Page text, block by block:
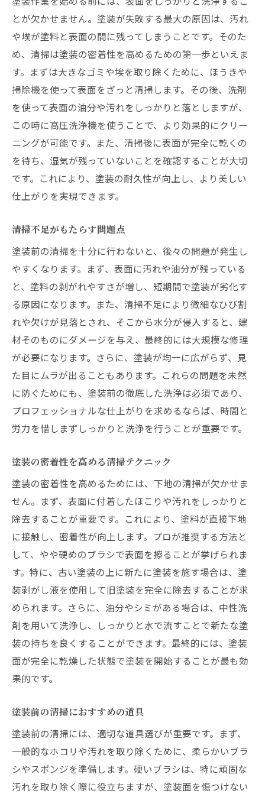
とが欠かせません。塗装が失敗する最大の原因は、汚れ
や埃が塗料と表面の間に残ってしまうことです。そのた
め、清掃は塗装の密着性を高めるための第一歩といえま
す。まずは大きなゴミや埃を取り除くために、ほうきや
掃除機を使って表面をざっと清掃します。その後、洗剤
を使って表面の油分や汚れをしっかりと落としますが、
この時に高圧洗浄機を使うことで、より効果的にクリー
ニングが可能です。また、清掃後に表面が完全に乾くの
を待ち、湿気が残っていないことを確認することが大切
です。これにより、塗装の耐久性が向上し、より美しい
仕上がりを実現できます。
清掃不足がもたらす問題点
塗装前の清掃を十分に行わないと、後々の問題が発生し
やすくなります。まず、表面に汚れや油分が残っている
と、塗料の剥がれやすさが増し、短期間で塗装が劣化す
る原因になります。また、清掃不足により微細なひび割
れや欠けが見落とされ、そこから水分が侵入すると、建
材そのものにダメージを与え、最終的には大規模な修理
が必要になります。さらに、塗装が均一に広がらず、見
た目にムラが出ることもあります。これらの問題を未然
に防ぐためにも、塗装前の徹底した洗浄は必須であり、
プロフェッショナルな仕上がりを求めるならば、時間と
労力を惜しまずしっかりと洗浄を行うことが重要です。
塗装の密着性を高める清掃テクニック
塗装の密着性を高めるためには、下地の清掃が欠かせま
せん。まず、表面に付着したほこりや汚れをしっかりと
除去することが重要です。これにより、塗料が直接下地
に接触し、密着性が向上します。プロが推奨する方法と
して、やや硬めのブラシで表面を擦ることが挙げられま
す。特に、古い塗装の上に新たに塗装を施す場合は、塗
装剥がし液を使用して旧塗装を完全に除去することが求
められます。さらに、油分やシミがある場合は、中性洗
剤を用いて洗浄し、しっかりと水で流すことで新たな塗
装の持ちを良くすることができます。最終的には、塗装
面が完全に乾燥した状態で塗装を開始することが最も効
果的です。
塗装前の清掃におすすめの道具
塗装前の清掃には、適切な道具選びが重要です。まず、
一般的なホコリや汚れを取り除くために、柔らかいブラ
シやスポンジを準備します。硬いブラシは、特に頑固な
汚れを取り除く際に役立ちますが、塗装面を傷つけない